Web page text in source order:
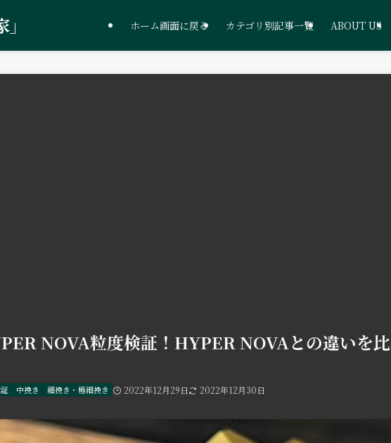
ホーム画面に戻る カテゴリ別記事一覧 ABOUT US
NOVA粒度検証！HYPER NOVAとの違いを比
中挽き 細挽き・極細挽き 2022年12月29日 2022年12月30日